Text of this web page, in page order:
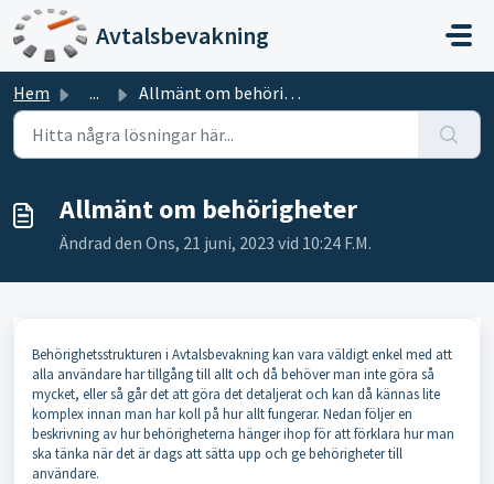
Hoppa över till huvudinnehåll
Avtalsbevakning
Hem ... Allmänt om behörigheter
Allmänt om behörigheter
Ändrad den Ons, 21 juni, 2023 vid 10:24 F.M.
Behörighetsstrukturen i Avtalsbevakning kan vara väldigt enkel med att
alla användare har tillgång till allt och då behöver man inte göra så
mycket, eller så går det att göra det detaljerat och kan då kännas lite
komplex innan man har koll på hur allt fungerar. Nedan följer en
beskrivning av hur behörigheterna hänger ihop för att förklara hur man
ska tänka när det är dags att sätta upp och ge behörigheter till
användare.